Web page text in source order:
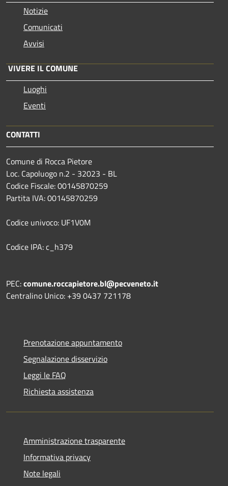
Notizie
Comunicati
Avvisi
VIVERE IL COMUNE
Luoghi
Eventi
CONTATTI
Comune di Rocca Pietore
Loc. Capoluogo n.2 - 32023 - BL
Codice Fiscale: 00145870259
Partita IVA: 00145870259
Codice univoco: UF1V0M
Codice IPA: c_h379
PEC:comune.roccapietore.bl@pecveneto.it
Centralino Unico: +39 0437 721178
Prenotazione appuntamento
Segnalazione disservizio
Leggi le FAQ
Richiesta assistenza
Amministrazione trasparente
Informativa privacy
Note legali